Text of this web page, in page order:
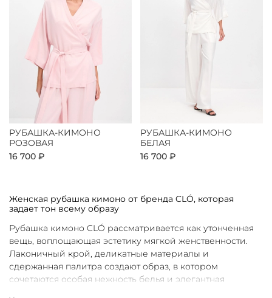
РУБАШКА-КИМОНО
РОЗОВАЯ
16 700 ₽
РУБАШКА-КИМОНО
БЕЛАЯ
16 700 ₽
Женская рубашка кимоно от бренда CLÓ, которая
задает тон всему образу
Рубашка кимоно CLÓ рассматривается как утонченная
вещь, воплощающая эстетику мягкой женственности.
Лаконичный крой, деликатные материалы и
сдержанная палитра создают образ, в котором
сочетаются особая нежность белья и элегантная